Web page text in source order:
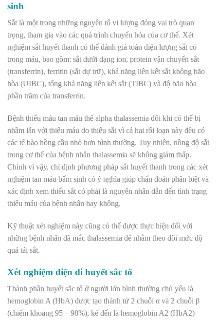
sinh
Sắt là một trong những nguyên tố vi lượng đóng vai trò quan
trọng, tham gia vào các quá trình chuyển hóa của cơ thể. Xét
nghiệm sắt huyết thanh có thể đánh giá toàn diện lượng sắt có
trong máu, bao gồm: sắt dưới dạng ion, protein vận chuyển sắt
(transferrin), ferritin (sắt dự trữ), khả năng liên kết sắt không bão
hòa (UIBC), tổng khả năng liên kết sắt (TIBC) và độ bão hòa
phần trăm của transferrin.
Bệnh thiếu máu tan máu thể alpha thalassemia đôi khi có thể bị
nhầm lẫn với thiếu máu do thiếu sắt vì cả hai rối loạn này đều có
các tế bào hồng cầu nhỏ hơn bình thường. Tuy nhiên, nồng độ sắt
trong cơ thể của bệnh nhân thalassemia sẽ không giảm thấp.
Chính vì vậy, chỉ định phương pháp sắt huyết thanh trong các xét
nghiệm tan máu bẩm sinh có ý nghĩa giúp chẩn đoán phân biệt và
xác định xem thiếu sắt có phải là nguyên nhân dẫn đến tình trạng
thiếu máu của bệnh nhân hay không.
Kỹ thuật xét nghiệm này cũng có thể được thực hiện đối với
những bệnh nhân đã mắc thalassemia để nhằm theo dõi mức độ
quá tải sắt.
Xét nghiệm điện di huyết sắc tố
Thành phần huyết sắc tố ở người lớn bình thường chủ yếu là
hemoglobin A (HbA) được tạo thành từ 2 chuỗi α và 2 chuỗi β
(chiếm khoảng 95 – 98%), kế đến là hemoglobin A2 (HbA2)